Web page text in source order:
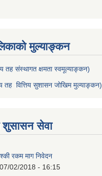
मुल्याङ्कन
तह संस्थागत क्षमता स्वमूल्याङ्कन)
तह वित्तिय सुशासन जोखिम मुल्याङ्कन)
शुसासन सेवा
रकम माग निवेदन
07/02/2018 - 16:15